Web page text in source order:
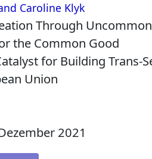
Caroline Klyk
Through
the Common Good
for Building Trans-
Union
2021